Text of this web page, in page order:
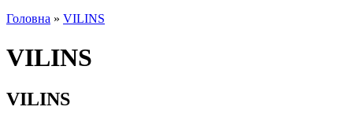
Головна » VILINS
VILINS
VILINS